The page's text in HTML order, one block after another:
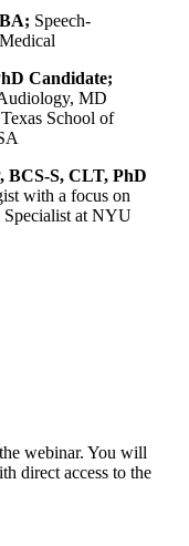
Speech-
Candidate;
MD
School of
BCS-S, CLT, PhD
with a focus on
Specialist at NYU
webinar. You will
direct access to the